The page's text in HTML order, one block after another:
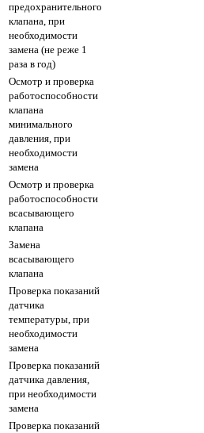
предохранительного
клапана, при
необходимости
замена (не реже 1
раза в год)
Осмотр и проверка
работоспособности
клапана
минимального
давления, при
необходимости
замена
Осмотр и проверка
работоспособности
всасывающего
клапана
Замена
всасывающего
клапана
Проверка показаний
датчика
температуры, при
необходимости
замена
Проверка показаний
датчика давления,
при необходимости
замена
Проверка показаний